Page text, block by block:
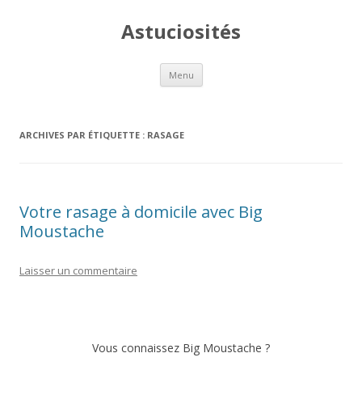
Astuciosités
Menu Aller
contenu
ARCHIVES PAR ÉTIQUETTE : RASAGE
Votre rasage à domicile avec Big
Moustache
Laisser un commentaire
Vous connaissez Big Moustache ?